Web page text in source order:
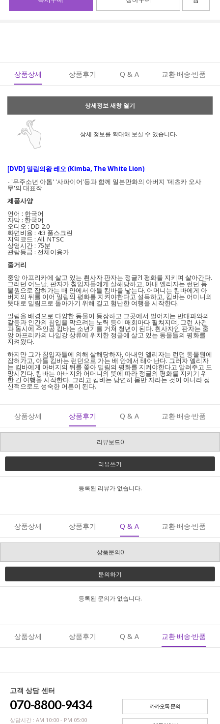
상품상세 상품후기 Q & A 교환·배송·반품
상세정보 새창 열기
상세 정보를 확대해 보실 수 있습니다.
[DVD] 밀림의왕 레오 (Kimba, The White Lion)
- '우주소년 아톰' '사파이어'등과 함께 일본만화의 아버지 '데츠카 오사
무'의 대표작
제품사양
언어 : 한국어
자막 : 한국어
오디오 : DD 2.0
화면비율 : 4:3 풀스크린
지역코드 : All. NTSC
상영시간 : 75분
관람등급 : 전체이용가
줄거리
중앙 아프리카에 살고 있는 흰사자 판자는 정글?l 평화를 지키며 살아간다.
그러던 어느날, 판자가 침입자들에게 살해당하고, 아내 엘리자는 런던 동
물원으로 잡혀가는 배 안에서 아들 킴바를 낳는다. 어머니는 킴바에게 아
버지의 뒤를 이어 밀림의 평화를 지켜야한다고 설득하고, 킴바는 어미니의
뜻대로 밀림으로 돌아가기 위해 길고 험난한 여행을 시작한다.
밀림을 배경으로 다양한 동물이 등장하고 그곳에서 벌어지는 반대파와의
갈등과 인간의 침입을 막으려는 노력 등이 매회마다 펼쳐지며, 그런 사건
과 동시에 주인공 킴바는 소년기를 거쳐 청년이 된다. 흰사자인 판자는 중
앙 아프리카의 나일강 상류에 위치한 정글에 살고 있는 동물들의 평화를
지켜왔다.
하지만 그가 침입자들에 의해 살해당하자, 아내인 엘리자는 런던 동물원에
잡혀가고, 아들 킴바는 런던으로 가는 배 안에서 태어난다. 그러자 엘리자
는 킴바에게 아버지의 뒤를 쫓아 밀림의 평화를 지켜야한다고 알려주고 도
망시킨다. 킴바는 아버지와 어머니의 뜻에 따라 정글의 평화를 지키기 위
한 긴 여행을 시작한다. 그리고 킴바는 당연히 몸만 자라는 것이 아니라 정
신적으로도 성숙한 어른이 된다.
상품상세 상품후기 Q & A 교환·배송·반품
리뷰보드0
리뷰쓰기
등록된 리뷰가 없습니다.
상품상세 상품후기 Q & A 교환·배송·반품
상품문의0
문의하기
등록된 문의가 없습니다.
상품상세 상품후기 Q & A 교환·배송·반품
고객 상담 센터
070-8800-9434
상담시간 : AM 10:00 - PM 05:00
카카오톡 문의